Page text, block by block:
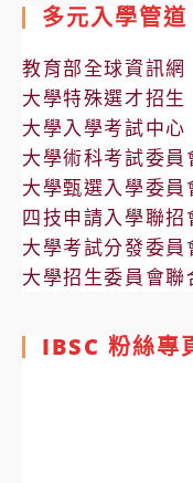
多元入學管道
教育部全球資訊網
大學特殊選才招生
大學入學考試中心
大學術科考試委員
大學甄選入學委員
四技申請入學聯招
大學考試分發委員
大學招生委員會聯
IBSC 粉絲專